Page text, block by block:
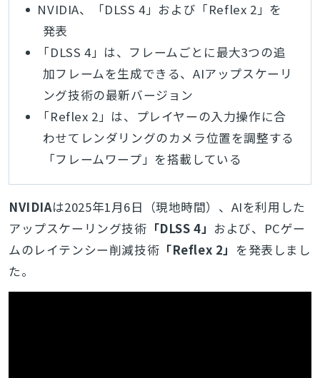
NVIDIA、「DLSS 4」および「Reflex 2」を
発表
「DLSS 4」は、フレームごとに最大3つの追
加フレームを生成できる、AIアップスケーリ
ング技術の最新バージョン
「Reflex 2」は、プレイヤーの入力操作に合
わせてレンダリングのカメラ位置を調整する
「フレームワープ」を搭載している
NVIDIAは2025年1月6日（現地時間）、AIを利用した
アップスケーリング技術 「DLSS 4」 および、PCゲー
ムのレイテンシー削減技術 「Reflex 2」 を発表しまし
た。